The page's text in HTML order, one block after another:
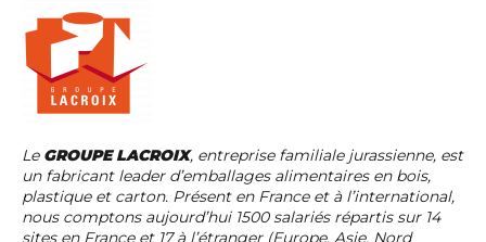
Le GROUPE LACROIX, entreprise familiale jurassienne, est
un fabricant leader d’emballages alimentaires en bois,
plastique et carton. Présent en France et à l’international,
nous comptons aujourd’hui 1500 salariés répartis sur 14
sites en France et 17 à l’étranger (Europe, Asie, Nord